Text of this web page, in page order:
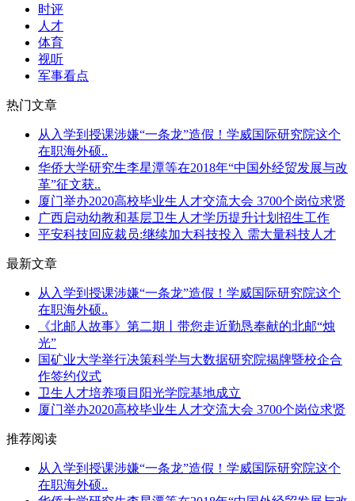
时评
人才
体育
视听
军事看点
热门文章
从入学到授课涉嫌“一条龙”造假！学威国际研究院这个
在职海外硕..
华侨大学研究生李星潭等在2018年“中国外经贸发展与改
革”征文获..
厦门举办2020高校毕业生人才交流大会 3700个岗位求贤
广西启动幼教和基层卫生人才学历提升计划招生工作
平安科技回应裁员:继续加大科技投入 需大量科技人才
最新文章
从入学到授课涉嫌“一条龙”造假！学威国际研究院这个
在职海外硕..
《北邮人故事》第二期丨带您走近勤恳奉献的北邮“烛
光”
国矿业大学举行决策科学与大数据研究院揭牌暨校企合
作签约仪式
卫生人才培养项目阳光学院基地成立
厦门举办2020高校毕业生人才交流大会 3700个岗位求贤
推荐阅读
从入学到授课涉嫌“一条龙”造假！学威国际研究院这个
在职海外硕..